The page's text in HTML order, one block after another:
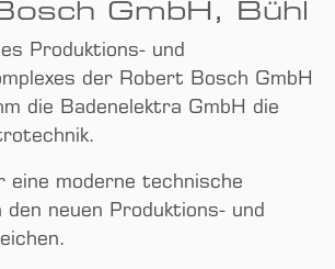
GmbH, Bühl
Produktions- und
der Robert Bosch GmbH
die Badenelektra GmbH die
moderne technische
neuen Produktions- und